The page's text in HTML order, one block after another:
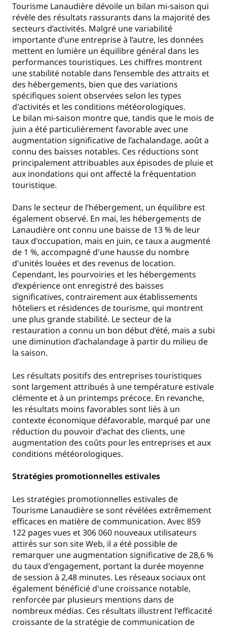
Tourisme Lanaudière dévoile un bilan mi-saison qui
révèle des résultats rassurants dans la majorité des
secteurs d’activités. Malgré une variabilité
importante d’une entreprise à l’autre, les données
mettent en lumière un équilibre général dans les
performances touristiques. Les chiffres montrent
une stabilité notable dans l’ensemble des attraits et
des hébergements, bien que des variations
spécifiques soient observées selon les types
d'activités et les conditions météorologiques.
Le bilan mi-saison montre que, tandis que le mois de
juin a été particulièrement favorable avec une
augmentation significative de l’achalandage, août a
connu des baisses notables. Ces réductions sont
principalement attribuables aux épisodes de pluie et
aux inondations qui ont affecté la fréquentation
touristique.
Dans le secteur de l’hébergement, un équilibre est
également observé. En mai, les hébergements de
Lanaudière ont connu une baisse de 13 % de leur
taux d'occupation, mais en juin, ce taux a augmenté
de 1 %, accompagné d'une hausse du nombre
d'unités louées et des revenus de location.
Cependant, les pourvoiries et les hébergements
d’expérience ont enregistré des baisses
significatives, contrairement aux établissements
hôteliers et résidences de tourisme, qui montrent
une plus grande stabilité. Le secteur de la
restauration a connu un bon début d’été, mais a subi
une diminution d’achalandage à partir du milieu de
la saison.
Les résultats positifs des entreprises touristiques
sont largement attribués à une température estivale
clémente et à un printemps précoce. En revanche,
les résultats moins favorables sont liés à un
contexte économique défavorable, marqué par une
réduction du pouvoir d'achat des clients, une
augmentation des coûts pour les entreprises et aux
conditions météorologiques.
Stratégies promotionnelles estivales
Les stratégies promotionnelles estivales de
Tourisme Lanaudière se sont révélées extrêmement
efficaces en matière de communication. Avec 859
122 pages vues et 306 060 nouveaux utilisateurs
attirés sur son site Web, il a été possible de
remarquer une augmentation significative de 28,6 %
du taux d'engagement, portant la durée moyenne
de session à 2,48 minutes. Les réseaux sociaux ont
également bénéficié d'une croissance notable,
renforcée par plusieurs mentions dans de
nombreux médias. Ces résultats illustrent l'efficacité
croissante de la stratégie de communication de